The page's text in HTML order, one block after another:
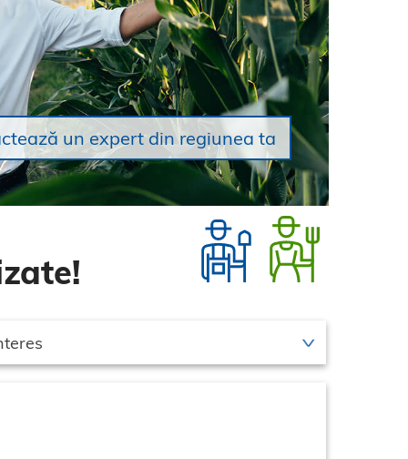
un expert din regiunea ta